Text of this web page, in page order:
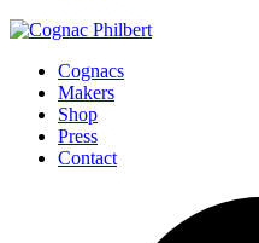
Cognacs
Makers
Shop
Press
Contact